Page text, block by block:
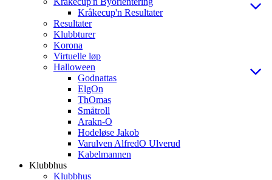
Kråkecup'n Resultater
Resultater
Klubbturer
Korona
Virtuelle løp
Halloween
Godnattas
ElgOn
ThOmas
Småtroll
Arakn-O
Hodeløse Jakob
Varulven AlfredO Ulverud
Kabelmannen
Klubbhus
Klubbhus